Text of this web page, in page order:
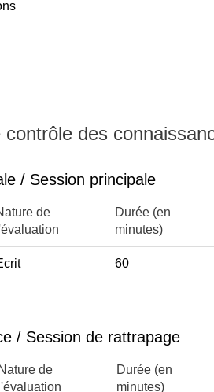
contrôle des
/ Session principale
de
Durée (en
minutes)
60
/ Session de rattrapage
Nature de
l'évaluation
Durée (en
minutes)